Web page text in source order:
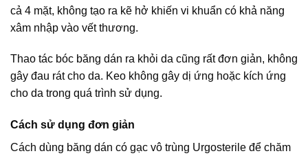
cả 4 mặt, không tạo ra kẽ hở khiến vi khuẩn có khả năng
xâm nhập vào vết thương.
Thao tác bóc băng dán ra khỏi da cũng rất đơn giản, không
gây đau rát cho da. Keo không gây dị ứng hoặc kích ứng
cho da trong quá trình sử dụng.
Cách sử dụng đơn giản
Cách dùng băng dán có gạc vô trùng Urgosterile để chăm